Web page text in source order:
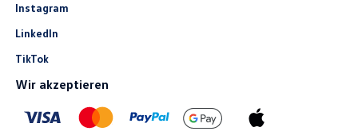
Instagram
LinkedIn
TikTok
Wir akzeptieren